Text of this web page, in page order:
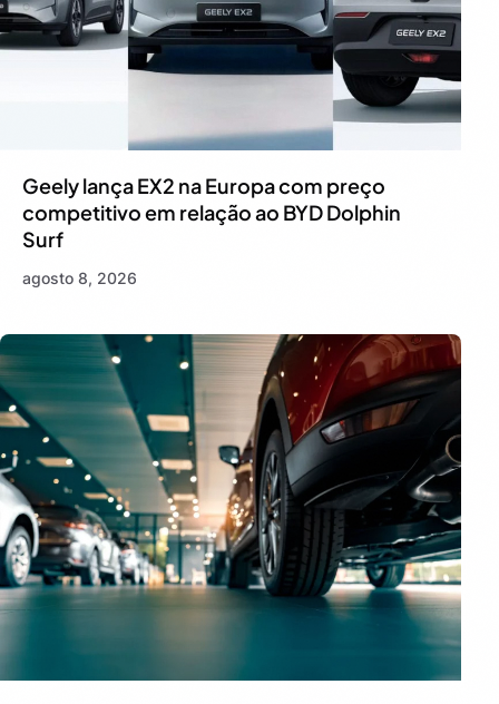
Geely lança EX2 na Europa com preço
competitivo em relação ao BYD Dolphin
Surf
agosto 8, 2026